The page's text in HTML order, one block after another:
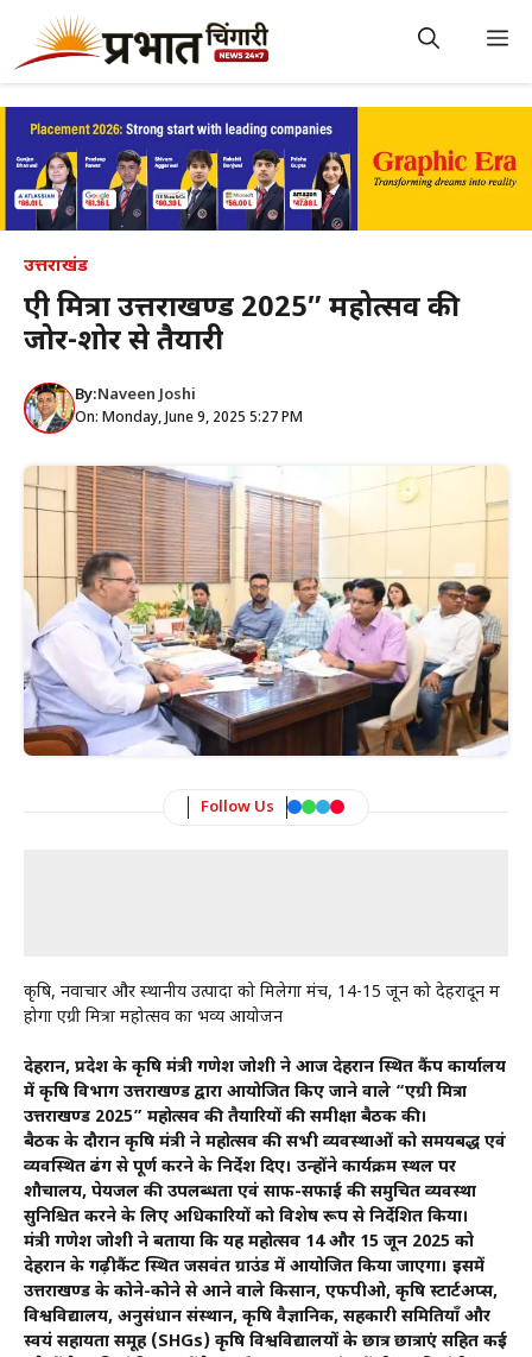
content
उत्तराखंड
एग्री मित्रा उत्तराखण्ड 2025″ महोत्सव की
जोर-शोर से तैयारी
By:Naveen Joshi
On: Monday, June 9, 2025 5:27 PM
Follow Us
कृषि, नवाचार और स्थानीय उत्पादों को मिलेगा मंच, 14-15 जून को देहरादून में
होगा एग्री मित्रा महोत्सव का भव्य आयोजन
देहरादून, प्रदेश के कृषि मंत्री गणेश जोशी ने आज देहरादून स्थित कैंप कार्यालय
में कृषि विभाग उत्तराखण्ड द्वारा आयोजित किए जाने वाले “एग्री मित्रा
उत्तराखण्ड 2025” महोत्सव की तैयारियों की समीक्षा बैठक की।
बैठक के दौरान कृषि मंत्री ने महोत्सव की सभी व्यवस्थाओं को समयबद्ध एवं
व्यवस्थित ढंग से पूर्ण करने के निर्देश दिए। उन्होंने कार्यक्रम स्थल पर
शौचालय, पेयजल की उपलब्धता एवं साफ-सफाई की समुचित व्यवस्था
सुनिश्चित करने के लिए अधिकारियों को विशेष रूप से निर्देशित किया।
मंत्री गणेश जोशी ने बताया कि यह महोत्सव 14 और 15 जून 2025 को
देहरादून के गढ़ीकैंट स्थित जसवंत ग्राउंड में आयोजित किया जाएगा। इसमें
उत्तराखण्ड के कोने-कोने से आने वाले किसान, एफपीओ, कृषि स्टार्टअप्स,
विश्वविद्यालय, अनुसंधान संस्थान, कृषि वैज्ञानिक, सहकारी समितियाँ और
स्वयं सहायता समूह (SHGs) कृषि विश्वविद्यालयों के छात्र छात्राएं सहित कई